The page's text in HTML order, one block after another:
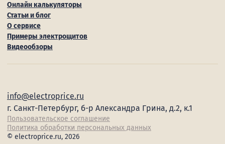
Онлайн калькуляторы
Статьи и блог
О сервисе
Примеры электрощитов
Видеообзоры
info@electroprice.ru
г. Санкт-Петербург, б-р Александра Грина, д.2, к.1
Пользовательское соглашение
Политика обработки персональных данных
© electroprice.ru, 2026